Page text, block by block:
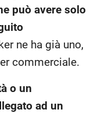
può avere solo
ne ha già uno,
commerciale.
o un
ad un